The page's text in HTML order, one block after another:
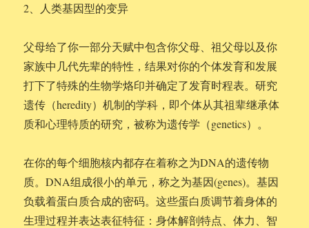
2、人类基因型的变异
父母给了你一部分天赋中包含你父母、祖父母以及你
家族中几代先辈的特性，结果对你的个体发育和发展
打下了特殊的生物学烙印并确定了发育时程表。研究
遗传（heredity）机制的学科，即个体从其祖辈继承体
质和心理特质的研究，被称为遗传学（genetics）。
在你的每个细胞核内都存在着称之为DNA的遗传物
质。DNA组成很小的单元，称之为基因(genes)。基因
负载着蛋白质合成的密码。这些蛋白质调节着身体的
生理过程并表达表征特征：身体解剖特点、体力、智